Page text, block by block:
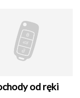
od ręki